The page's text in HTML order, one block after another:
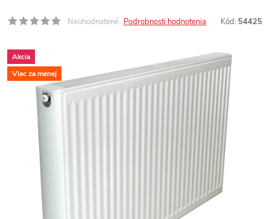
Neohodnotené Podrobnosti hodnotenia Kód: 54425
Akcia
Viac za menej